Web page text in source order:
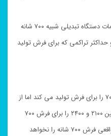
ولی هرچقدر هم که مشخصات و تنطیمات دستگاه تبدیلی شبیه ۷۰۰ شانه
را نمیگیرد و حداکثر تراکمی که برای فرش تولید
دستگاه تکسیما دقیقا شانه ای معادل ۷۰۰ را برای فرش تولید می کند اما از
نظر تراکم فقط می تواند تراکم های پایین ۲۱۰۰ و ۲۴۰۰ را برای فرش ۷۰۰
انجام دهد. بنابراین این دستگاه تراکم واقعی فرش ۷۰۰ شانه را نخواهد